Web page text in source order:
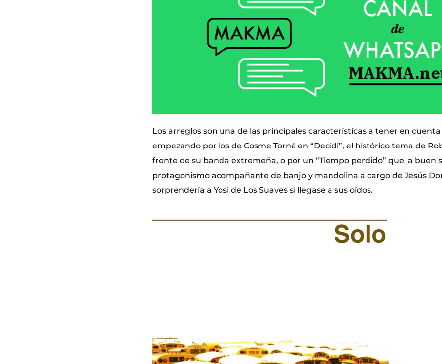
Los arreglos son una de las principales características a tener en
empezando por los de Cosme Torné en “Decidí”, el histórico tema de
frente de su banda extremeña, o por un “Tiempo perdido” que, a buen
protagonismo acompañante de banjo y mandolina a cargo de Jesús
sorprendería a Yosi de Los Suaves si llegase a sus oídos.